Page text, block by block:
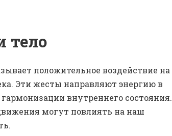
тело
положительное воздействие на
Эти жесты направляют энергию в
внутреннего состояния.
могут повлиять на наш